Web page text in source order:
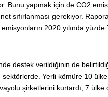
yapmak için de CO2
sıfırlanması gerekiyor.
2020 yılında
destek verildiğinin de
sektörlerde. Yerli kömüre 10
şirketlerini kurtardı, 7